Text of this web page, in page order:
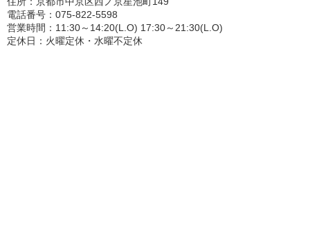
電話番号：075-822-5598
営業時間：11:30～14:20(L.O) 17:30～21:30(L.O)
定休日：火曜定休・水曜不定休